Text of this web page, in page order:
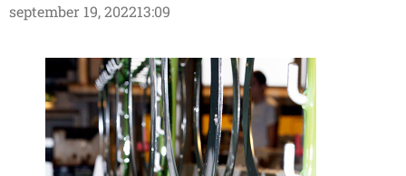
september 19, 202213:09